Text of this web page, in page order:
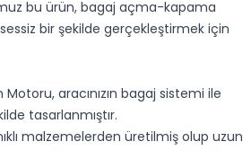
bu ürün, bagaj açma-kapama
bir şekilde gerçekleştirmek için
aracınızın bagaj sistemi ile
tasarlanmıştır.
malzemelerden üretilmiş olup uzun